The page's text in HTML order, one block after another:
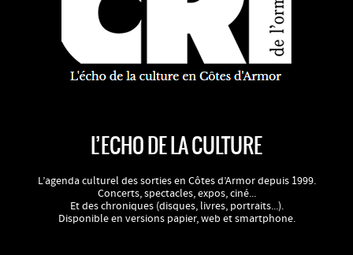
L’ECHO DE LA CULTURE
L’agenda culturel des sorties en Côtes d’Armor depuis 1999.
Concerts, spectacles, expos, ciné...
Et des chroniques (disques, livres, portraits...).
Disponible en versions papier, web et smartphone.